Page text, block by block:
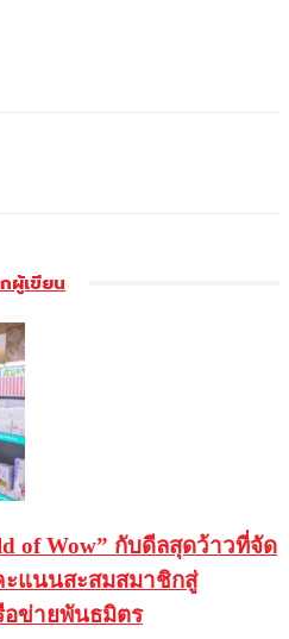
ผู้เขียน
of Wow” กับดีลสุดว้าวที่จัด
ะแนนสะสมสมาชิกสู่
อข่ายพันธมิตร